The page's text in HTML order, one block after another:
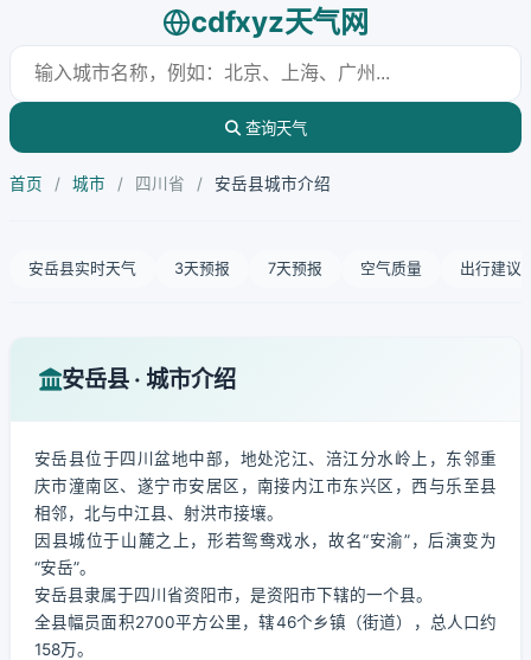
cdfxyz天气网
查询天气
首页 / 城市 / 四川省 / 安岳县城市介绍
安岳县实时天气 3天预报 7天预报 空气质量 出行建议
安岳县 · 城市介绍
安岳县位于四川盆地中部，地处沱江、涪江分水岭上，东邻重
庆市潼南区、遂宁市安居区，南接内江市东兴区，西与乐至县
相邻，北与中江县、射洪市接壤。
因县城位于山麓之上，形若鸳鸯戏水，故名“安渝”，后演变为
“安岳”。
安岳县隶属于四川省资阳市，是资阳市下辖的一个县。
全县幅员面积2700平方公里，辖46个乡镇（街道），总人口约
158万。